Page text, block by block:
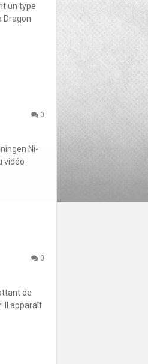
un type
Dragon
0
Ni-
vidéo
0
de
Il apparaît